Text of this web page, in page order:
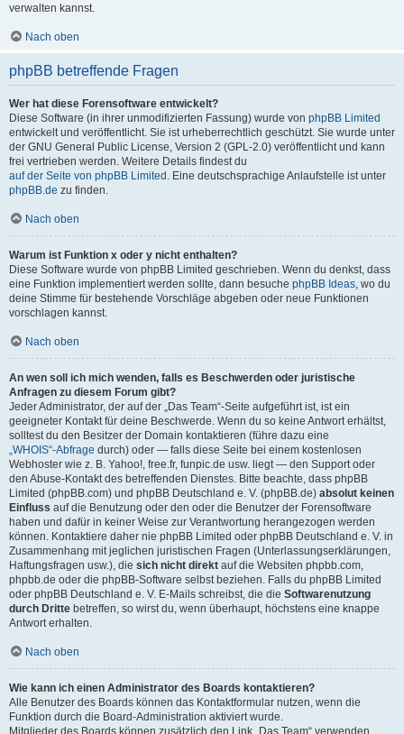
verwalten kannst.
Nach oben
phpBB betreffende Fragen
Wer hat diese Forensoftware entwickelt?
Diese Software (in ihrer unmodifizierten Fassung) wurde von phpBB Limited
entwickelt und veröffentlicht. Sie ist urheberrechtlich geschützt. Sie wurde unter
der GNU General Public License, Version 2 (GPL-2.0) veröffentlicht und kann
frei vertrieben werden. Weitere Details findest du
auf der Seite von phpBB Limited . Eine deutschsprachige Anlaufstelle ist unter
phpBB.de zu finden.
Nach oben
Warum ist Funktion x oder y nicht enthalten?
Diese Software wurde von phpBB Limited geschrieben. Wenn du denkst, dass
eine Funktion implementiert werden sollte, dann besuche phpBB Ideas, wo du
deine Stimme für bestehende Vorschläge abgeben oder neue Funktionen
vorschlagen kannst.
Nach oben
An wen soll ich mich wenden, falls es Beschwerden oder juristische
Anfragen zu diesem Forum gibt?
Jeder Administrator, der auf der „Das Team“-Seite aufgeführt ist, ist ein
geeigneter Kontakt für deine Beschwerde. Wenn du so keine Antwort erhältst,
solltest du den Besitzer der Domain kontaktieren (führe dazu eine
„WHOIS“-Abfrage durch) oder — falls diese Seite bei einem kostenlosen
Webhoster wie z. B. Yahoo!, free.fr, funpic.de usw. liegt — den Support oder
den Abuse-Kontakt des betreffenden Dienstes. Bitte beachte, dass phpBB
Limited (phpBB.com) und phpBB Deutschland e. V. (phpBB.de) absolut keinen
Einfluss auf die Benutzung oder den oder die Benutzer der Forensoftware
haben und dafür in keiner Weise zur Verantwortung herangezogen werden
können. Kontaktiere daher nie phpBB Limited oder phpBB Deutschland e. V. in
Zusammenhang mit jeglichen juristischen Fragen (Unterlassungserklärungen,
Haftungsfragen usw.), die sich nicht direkt auf die Websiten phpbb.com,
phpbb.de oder die phpBB-Software selbst beziehen. Falls du phpBB Limited
oder phpBB Deutschland e. V. E-Mails schreibst, die die Softwarenutzung
durch Dritte betreffen, so wirst du, wenn überhaupt, höchstens eine knappe
Antwort erhalten.
Nach oben
Wie kann ich einen Administrator des Boards kontaktieren?
Alle Benutzer des Boards können das Kontaktformular nutzen, wenn die
Funktion durch die Board-Administration aktiviert wurde.
Mitglieder des Boards können zusätzlich den Link „Das Team“ verwenden.